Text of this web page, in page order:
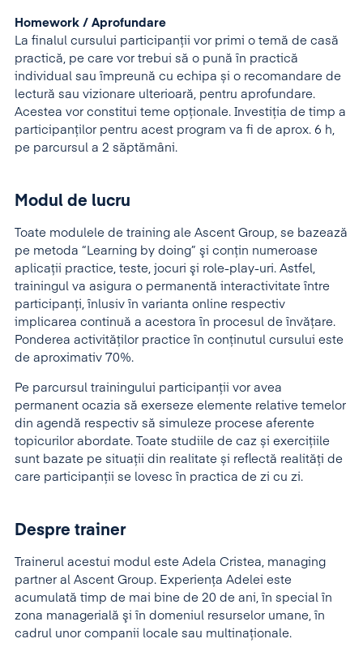
Homework / Aprofundare
La finalul cursului participanții vor primi o temă de casă
practică, pe care vor trebui să o pună în practică
individual sau împreună cu echipa și o recomandare de
lectură sau vizionare ulterioară, pentru aprofundare.
Acestea vor constitui teme opționale. Investiția de timp a
participanților pentru acest program va fi de aprox. 6 h,
pe parcursul a 2 săptămâni.
Modul de lucru
Toate modulele de training ale Ascent Group, se bazează
pe metoda “Learning by doing” şi conţin numeroase
aplicaţii practice, teste, jocuri şi role-play-uri. Astfel,
trainingul va asigura o permanentă interactivitate între
participanţi, înlusiv în varianta online respectiv
implicarea continuă a acestora în procesul de învăţare.
Ponderea activităţilor practice în conţinutul cursului este
de aproximativ 70%.
Pe parcursul trainingului participanţii vor avea
permanent ocazia să exerseze elemente relative temelor
din agendă respectiv să simuleze procese aferente
topicurilor abordate. Toate studiile de caz și exercițiile
sunt bazate pe situații din realitate și reflectă realități de
care participanții se lovesc în practica de zi cu zi.
Despre trainer
Trainerul acestui modul este Adela Cristea, managing
partner al Ascent Group. Experienţa Adelei este
acumulată timp de mai bine de 20 de ani, în special în
zona managerială şi în domeniul resurselor umane, în
cadrul unor companii locale sau multinaţionale.